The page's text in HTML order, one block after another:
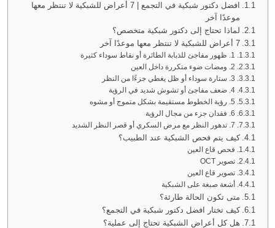
افضل دكتور شبكية في التجمع | 7 أعراض للشبكية لا تنتظر معها
موعدًا آخر
لماذا تحتاج إلى دكتور شبكية متخصص؟
7 أعراض للشبكية لا تنتظر معها موعدًا آخر
1. ظهور مفاجئ للذبابة الطائرة أو نقاط سوداء كثيرة
2. ومضات ضوء متكررة داخل العين
3. ستارة سوداء أو ظل يغطي جزءًا من النظر
4. ضعف مفاجئ أو تشوش شديد في الرؤية
5. رؤية الخطوط مستقيمة بشكل متموج أو مشوه
6. فقدان جزء من مجال الرؤية
7. تدهور النظر مع مرض السكري أو قصر النظر الشديد
كيف يتم فحص الشبكية عند الطبيب؟
فحص قاع العين
تصوير OCT
تصوير قاع العين
أشعة صبغة على الشبكية
متى تكون الحالة طارئة؟
كيف تختار افضل دكتور شبكية في التجمع؟
هل كل أعراض الشبكية تحتاج إلى عملية؟